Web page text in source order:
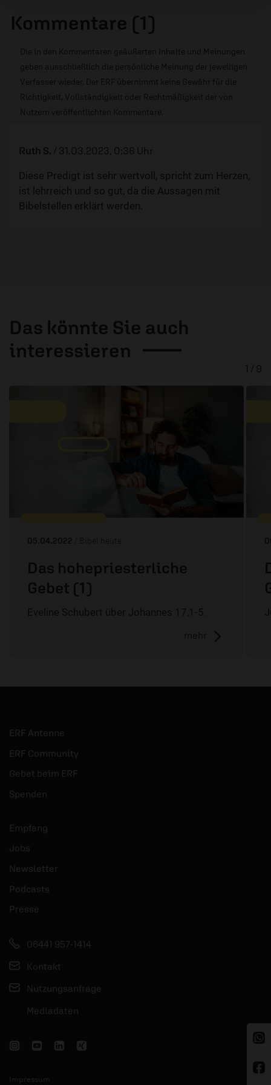
Kommentare (1)
Die in den Kommentaren geäußerten Inhalte und Meinungen
geben ausschließlich die persönliche Meinung der jeweiligen
Verfasser wieder. Der ERF übernimmt keine Gewähr für die
Richtigkeit, Vollständigkeit oder Rechtmäßigkeit der von
Nutzern veröffentlichten Kommentare.
Ruth S. / 31.03.2023, 0:36 Uhr
Diese Predigt ist sehr wertvoll, spricht zum Herzen,
ist lehrreich und so gut, da die Aussagen mit
Bibelstellen erklärt werden.
Das könnte Sie auch
interessieren
05.04.2022 / Bibel heute
Das hohepriesterliche
Gebet (1)
Eveline Schubert über Johannes 17,1-5.
mehr
1 / 9
ERF Antenne
ERF Community
Gebet beim ERF
Spenden
Empfang
Jobs
Newsletter
Podcasts
Presse
06441 957-1414
Kontakt
Nutzungsanfrage
Mediadaten
Impressum